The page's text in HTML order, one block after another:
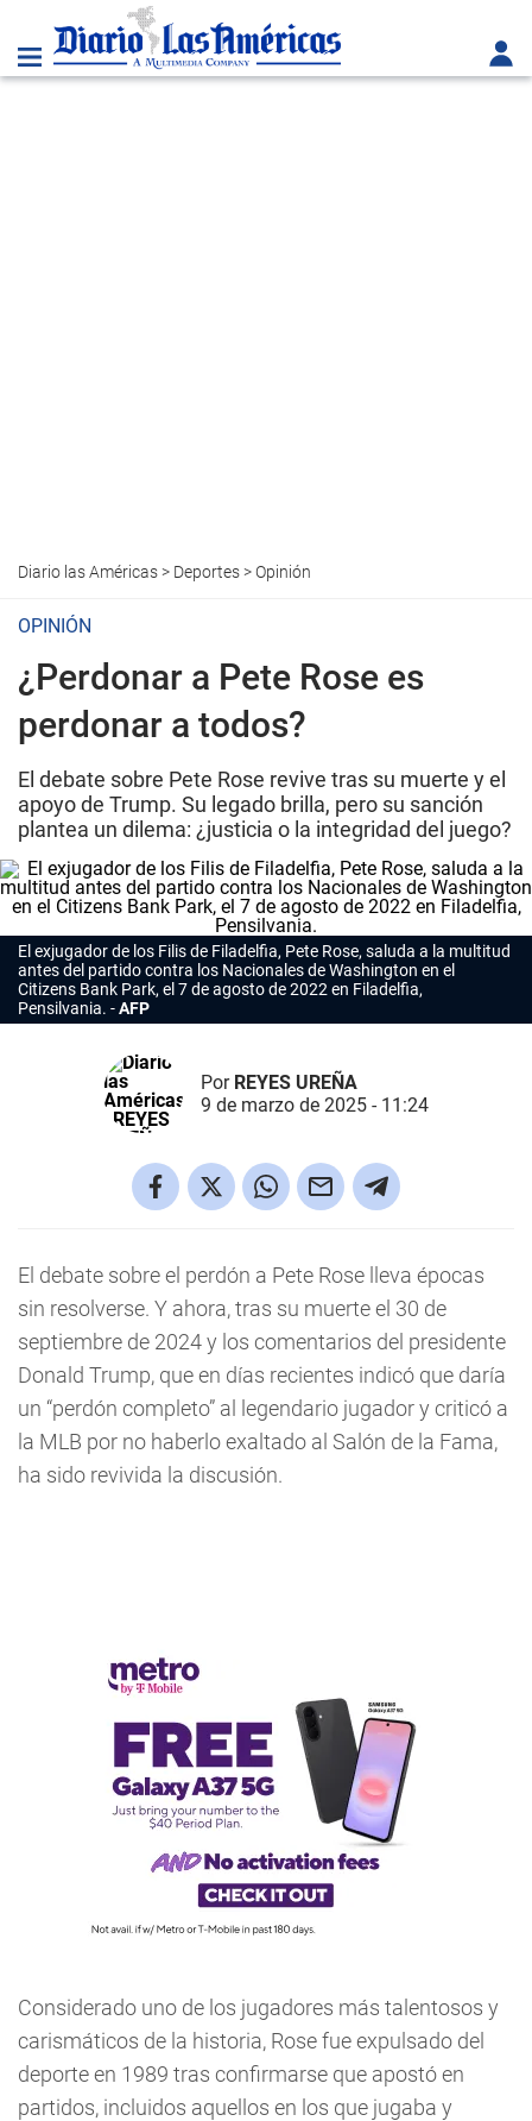
Diario las Américas> Deportes>Opinión
OPINIÓN
¿Perdonar a Pete Rose es
perdonar a todos?
El debate sobre Pete Rose revive tras su muerte y el
apoyo de Trump. Su legado brilla, pero su sanción
plantea un dilema: ¿justicia o la integridad del juego?
El exjugador de los Filis de Filadelfia, Pete Rose, saluda a la multitud
antes del partido contra los Nacionales de Washington en el
Citizens Bank Park, el 7 de agosto de 2022 en Filadelfia,
Pensilvania.
AFP
Por REYES UREÑA
9 de marzo de 2025 - 11:24
El debate sobre el perdón a Pete Rose lleva épocas
sin resolverse. Y ahora, tras su muerte el 30 de
septiembre de 2024 y los comentarios del presidente
Donald Trump, que en días recientes indicó que daría
un “perdón completo” al legendario jugador y criticó a
la MLB por no haberlo exaltado al Salón de la Fama,
ha sido revivida la discusión.
Considerado uno de los jugadores más talentosos y
carismáticos de la historia, Rose fue expulsado del
deporte en 1989 tras confirmarse que apostó en
partidos, incluidos aquellos en los que jugaba y